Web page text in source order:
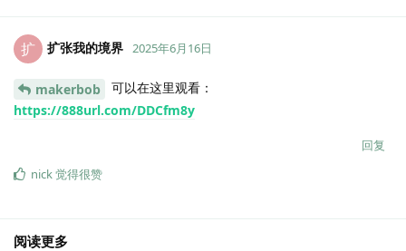
扩 扩张我的境界 2025年6月16日
makerbob
可以在这里观看：
https://888url.com/DDCfm8y
回复
nick觉得很赞
阅读更多